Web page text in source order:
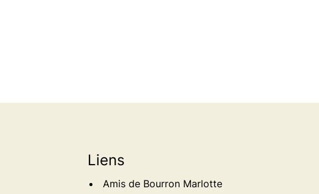
Liens
Amis de Bourron Marlotte